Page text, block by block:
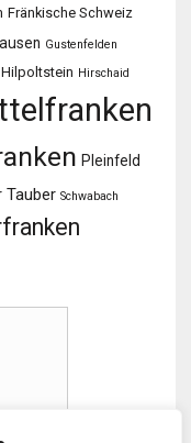
Fränkische Schweiz
Gustenfelden
Hilpoltstein Hirschaid
Pleinfeld
Tauber Schwabach